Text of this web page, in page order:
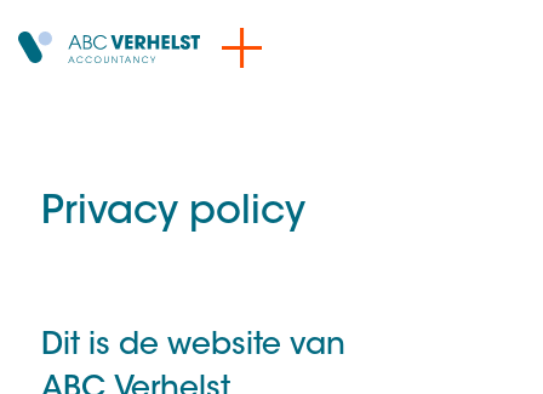
Privacy policy
Dit is de website van